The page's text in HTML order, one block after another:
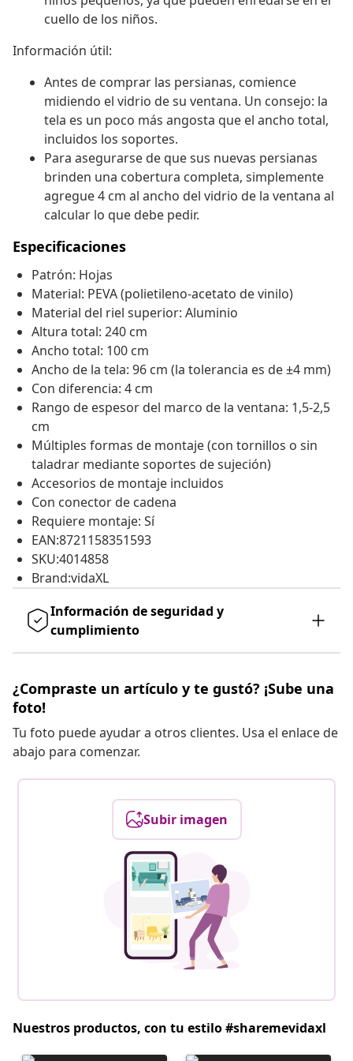
cuello de los niños.
Información útil:
Antes de comprar las persianas, comience
midiendo el vidrio de su ventana. Un consejo: la
tela es un poco más angosta que el ancho total,
incluidos los soportes.
Para asegurarse de que sus nuevas persianas
brinden una cobertura completa, simplemente
agregue 4 cm al ancho del vidrio de la ventana al
calcular lo que debe pedir.
Especificaciones
Patrón: Hojas
Material: PEVA (polietileno-acetato de vinilo)
Material del riel superior: Aluminio
Altura total: 240 cm
Ancho total: 100 cm
Ancho de la tela: 96 cm (la tolerancia es de ±4 mm)
Con diferencia: 4 cm
Rango de espesor del marco de la ventana: 1,5-2,5
cm
Múltiples formas de montaje (con tornillos o sin
taladrar mediante soportes de sujeción)
Accesorios de montaje incluidos
Con conector de cadena
Requiere montaje: Sí
EAN:8721158351593
SKU:4014858
Brand:vidaXL
Información de seguridad y
cumplimiento
¿Compraste un artículo y te gustó? ¡Sube una
foto!
Tu foto puede ayudar a otros clientes. Usa el enlace de
abajo para comenzar.
Subir imagen
Nuestros productos, con tu estilo #sharemevidaxl